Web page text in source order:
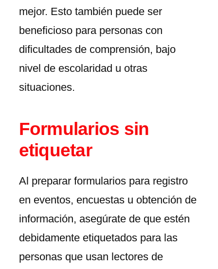
mejor. Esto también puede ser
beneficioso para personas con
dificultades de comprensión, bajo
nivel de escolaridad u otras
situaciones.
Formularios sin
etiquetar
Al preparar formularios para registro
en eventos, encuestas u obtención de
información, asegúrate de que estén
debidamente etiquetados para las
personas que usan lectores de